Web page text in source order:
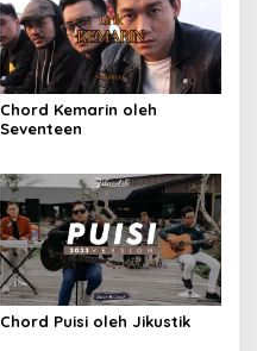
Chord Kemarin oleh
Seventeen
Chord Puisi oleh Jikustik